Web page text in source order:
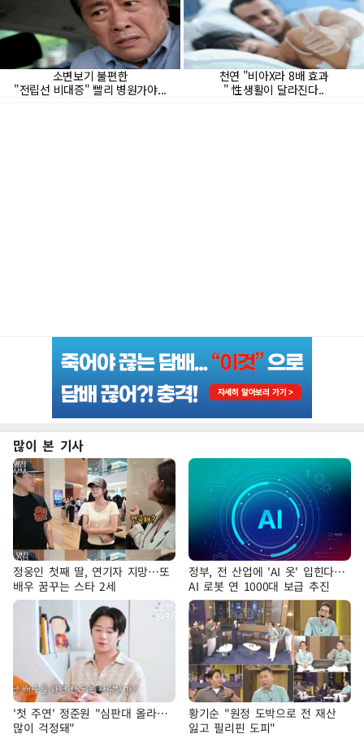
많이 본 기사
정웅인 첫째 딸, 연기자 지망…또
배우 꿈꾸는 스타 2세
정부, 전 산업에 'AI 옷' 입힌다…
AI 로봇 연 1000대 보급 추진
'첫 주연' 정준원 "심판대 올라…
많이 걱정돼"
황기순 "원정 도박으로 전 재산
잃고 필리핀 도피"